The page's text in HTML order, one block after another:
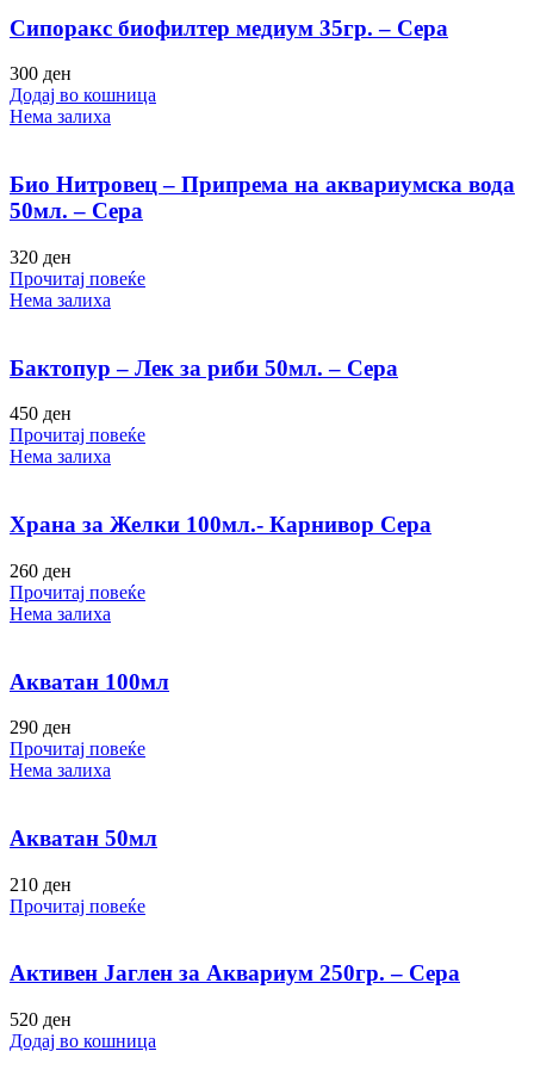
Сипоракс биофилтер медиум 35гр. – Сера
300 ден
Додај во кошница
Нема залиха
Био Нитровец – Припрема на аквариумска вода
50мл. – Сера
320 ден
Прочитај повеќе
Нема залиха
Бактопур – Лек за риби 50мл. – Сера
450 ден
Прочитај повеќе
Нема залиха
Храна за Желки 100мл.- Карнивор Сера
260 ден
Прочитај повеќе
Нема залиха
Акватан 100мл
290 ден
Прочитај повеќе
Нема залиха
Акватан 50мл
210 ден
Прочитај повеќе
Активен Јаглен за Аквариум 250гр. – Сера
520 ден
Додај во кошница